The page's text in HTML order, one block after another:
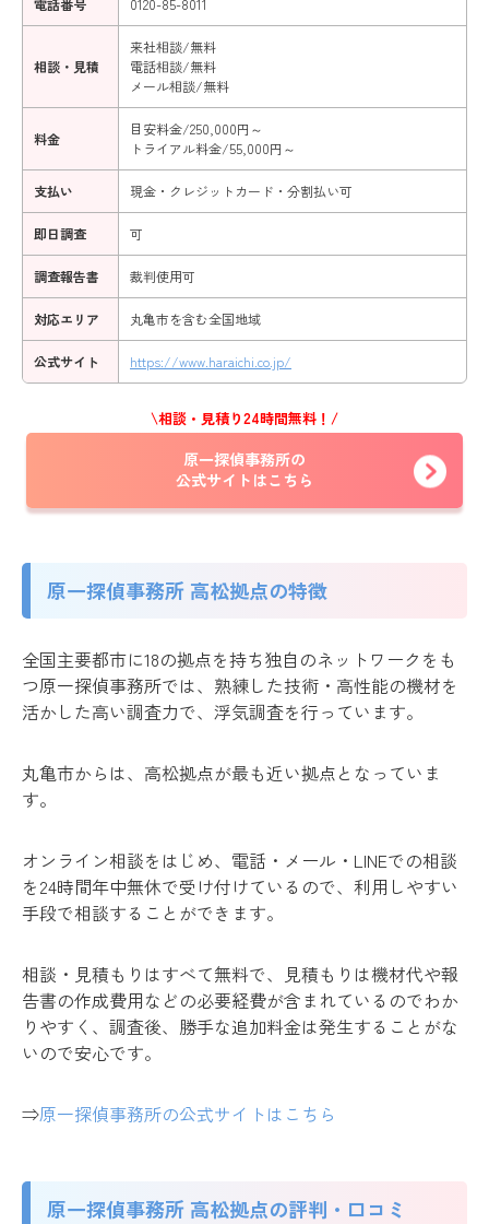
相談・見積
来社相談/無料
電話相談/無料
メール相談/無料
料金
目安料金/250,000円～
トライアル料金/55,000円～
支払い 現金・クレジットカード・分割払い可
即日調査 可
調査報告書 裁判使用可
対応エリア 丸亀市を含む全国地域
公式サイト https://www.haraichi.co.jp/
\相談・見積り24時間無料！/
原一探偵事務所の
公式サイトはこちら
原一探偵事務所 高松拠点の特徴
全国主要都市に18の拠点を持ち独自のネットワークをも
つ原一探偵事務所では、熟練した技術・高性能の機材を
活かした高い調査力で、浮気調査を行っています。
丸亀市からは、高松拠点が最も近い拠点となっていま
す。
オンライン相談をはじめ、電話・メール・LINEでの相談
を24時間年中無休で受け付けているので、利用しやすい
手段で相談することができます。
相談・見積もりはすべて無料で、見積もりは機材代や報
告書の作成費用などの必要経費が含まれているのでわか
りやすく、調査後、勝手な追加料金は発生することがな
いので安心です。
⇒原一探偵事務所の公式サイトはこちら
原一探偵事務所 高松拠点の評判・口コミ